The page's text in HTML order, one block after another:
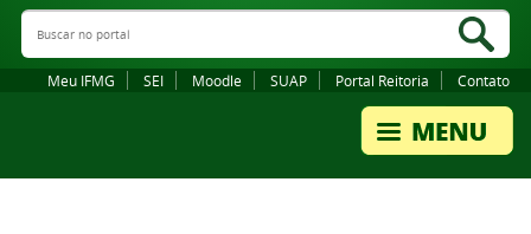
Buscar no portal
Meu IFMG SEI Moodle SUAP Portal Reitoria Contato